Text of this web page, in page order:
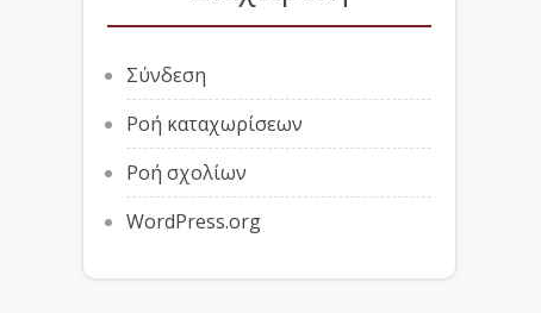
Σύνδεση
Ροή καταχωρίσεων
Ροή σχολίων
WordPress.org